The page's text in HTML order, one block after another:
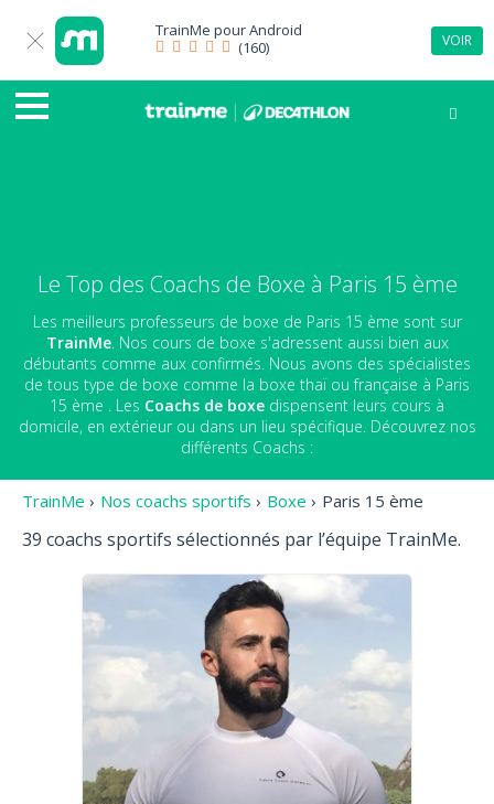
TrainMe pourAndroid
(160)
VOIR
Le Top des Coachs de Boxe à Paris 15 ème
Les meilleurs professeurs de boxe de Paris 15 ème sont sur
TrainMe. Nos cours de boxe s'adressent aussi bien aux
débutants comme aux confirmés. Nous avons des spécialistes
de tous type de boxe comme la boxe thaï ou française à Paris
15 ème . Les Coachs de boxe dispensent leurs cours à
domicile, en extérieur ou dans un lieu spécifique. Découvrez nos
différents Coachs :
TrainMe › Nos coachs sportifs › Boxe › Paris 15 ème
39 coachs sportifs sélectionnés par l’équipe TrainMe.